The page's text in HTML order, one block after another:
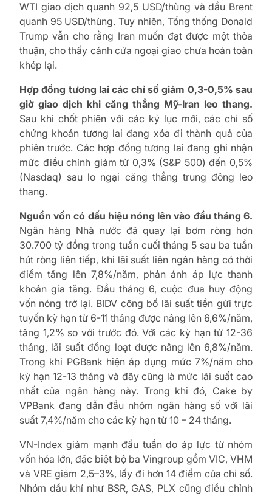
WTI giao dịch quanh 92,5 USD/thùng và dầu Brent
quanh 95 USD/thùng. Tuy nhiên, Tổng thống Donald
Trump vẫn cho rằng Iran muốn đạt được một thỏa
thuận, cho thấy cánh cửa ngoại giao chưa hoàn toàn
khép lại.
Hợp đồng tương lai các chỉ số giảm 0,3-0,5% sau
giờ giao dịch khi căng thẳng Mỹ-Iran leo thang.
Sau khi chốt phiên với các kỷ lục mới, các chỉ số
chứng khoán tương lai đang xóa đi thành quả của
phiên trước. Các hợp đồng tương lai đang ghi nhận
mức điều chỉnh giảm từ 0,3% (S&P 500) đến 0,5%
(Nasdaq) sau lo ngại căng thẳng trung đông leo
thang.
Nguồn vốn có dấu hiệu nóng lên vào đầu tháng 6.
Ngân hàng Nhà nước đã quay lại bơm ròng hơn
30.700 tỷ đồng trong tuần cuối tháng 5 sau ba tuần
hút ròng liên tiếp, khi lãi suất liên ngân hàng có thời
điểm tăng lên 7,8%/năm, phản ánh áp lực thanh
khoản gia tăng. Đầu tháng 6, cuộc đua huy động
vốn nóng trở lại. BIDV công bố lãi suất tiền gửi trực
tuyến kỳ hạn từ 6-11 tháng được nâng lên 6,6%/năm,
tăng 1,2% so với trước đó. Với các kỳ hạn từ 12-36
tháng, lãi suất đồng loạt được nâng lên 6,8%/năm.
Trong khi PGBank hiện áp dụng mức 7%/năm cho
kỳ hạn 12-13 tháng và đây cũng là mức lãi suất cao
nhất của ngân hàng này. Trong khi đó, Cake by
VPBank đang dẫn đầu nhóm ngân hàng số với lãi
suất 7,4%/năm cho các kỳ hạn từ 10 – 24 tháng.
VN-Index giảm mạnh đầu tuần do áp lực từ nhóm
vốn hóa lớn, đặc biệt bộ ba Vingroup gồm VIC, VHM
và VRE giảm 2,5–3%, lấy đi hơn 14 điểm của chỉ số.
Nhóm dầu khí như BSR, GAS, PLX cũng điều chỉnh